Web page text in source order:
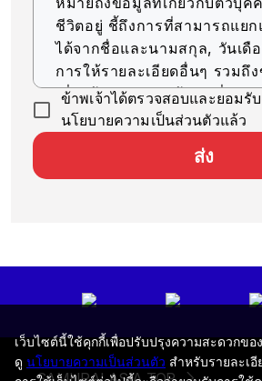
ชีวิตอยู่ ชี้ถึงการที่สามารถแย
ได้จากชื่อและนามสกุล, วันเดื
การให้รายละเอียดอื่นๆ รวมถึ
เกี่ยวข้อง (รวมถึงข้อมูลที่สามา
กับข้อมูลอื่นๆ ได้ง่าย ซึ่งจะช่วย
การรับข้อมูลส่วนบุคคล
การใช้ข้อมูลส่วนบุคคล
บริษัทของเราจะใช้ข้อมูลส่วน
ขอบเขตวัตถุประสงค์ที่ระบุไว้
ข้าพเจ้าได้ตรวจสอบและยอมรั
นโยบายความเป็นส่วนตัวแล้ว
ส่ง
เว็บไซต์นี้ใช้คุกกี้เพื่อปรับปรุงความสะดวกขอ
ดู นโยบายความเป็นส่วนตัว สำหรับรายละเอี